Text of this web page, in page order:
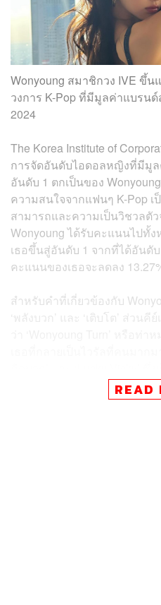
Wonyoung สมาชิกวง IVE ขึ้
วงการ K-Pop ที่มีมูลค่าแบรน
2024
The Korea Institute of
การจัดอันดับไอดอลหญิงที่มีมู
อันดับ 1 ตกเป็นของ
ความสนใจจากแฟนๆ K-Pop
สามารถและความเป็นวิชวลตั
Wonyoung ได้รับคะแนนไปทั้
เธอขึ้นสู่อันดับ 1 จากที่ได้อันดั
คะแนนของเธอจะลดลง
สำหรับคำที่เกี่ยวข้องกับ
‘พลังบวก’ และ ‘เติบโต’ ส่วน
แนวคิดเชิงบวกมากๆ ของ
ตั้งแต่เดือนพฤษภาคมที่ผ่านมา
READ